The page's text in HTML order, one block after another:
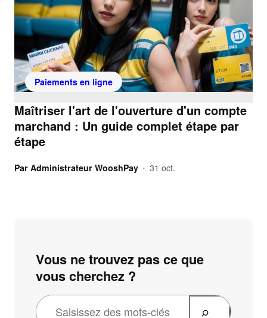
Paiements en ligne
Maîtriser l'art de l'ouverture d'un compte
marchand : Un guide complet étape par
étape
Par Administrateur WooshPay • 31 oct.
Vous ne trouvez pas ce que
vous cherchez ?